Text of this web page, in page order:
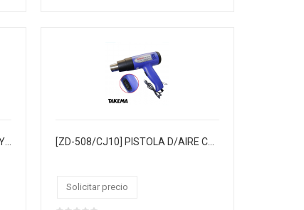
[ZD-8951] ESTACIÓN DE SOLDAR Y EXTRACTOR DE HUMO [ZD-508/CJ10] PISTOLA D/AIRE CALIENTE "TAKEMA" C/SWITCH DE ALTA Y BAJA, EN BAJA 750W 350º, EN ALTA 1500W 500ºC, TEMPERATURA DE180º-500º, 220V 60HZ, FUERZA DE AIRE 200L-450L, AZUL CJX10
Solicitar precio